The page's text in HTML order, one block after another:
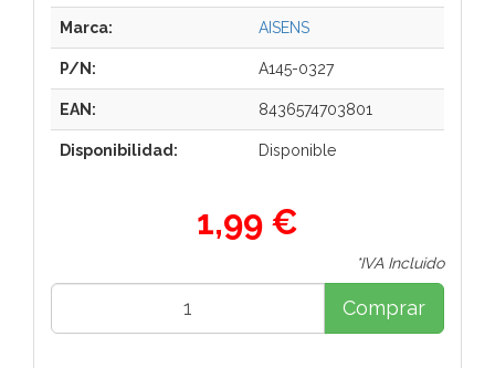
Marca: AISENS
P/N: A145-0327
EAN: 8436574703801
Disponibilidad: Disponible
1,99 €
*IVA Incluido
Comprar